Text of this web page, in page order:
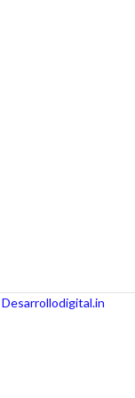
Desarrollodigital.in